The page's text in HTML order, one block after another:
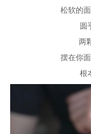
松软的
圆
两
摆在你
根